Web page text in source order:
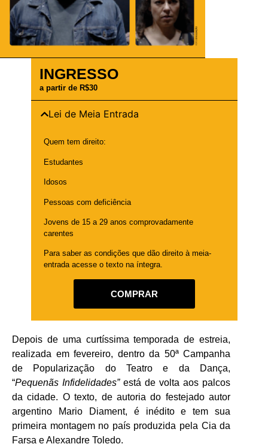
INGRESSO
a partir de R$30
Lei de Meia Entrada
Quem tem direito:
Estudantes
Idosos
Pessoas com deficiência
Jovens de 15 a 29 anos comprovadamente
carentes
Para saber as condições que dão direito à meia-
entrada acesse o texto na íntegra.
COMPRAR
Depois de uma curtíssima temporada de estreia,
realizada em fevereiro, dentro da 50ª Campanha
de Popularização do Teatro e da Dança,
“Pequenãs Infidelidades”está de volta aos palcos
da cidade. O texto, de autoria do festejado autor
argentino Mario Diament, é inédito e tem sua
primeira montagem no país produzida pela Cia da
Farsa e Alexandre Toledo.